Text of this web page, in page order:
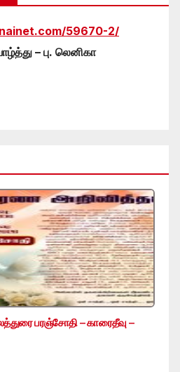
59670-2/
– பு. லெனிகா
பரஞ்சோதி – காரைதீவு –